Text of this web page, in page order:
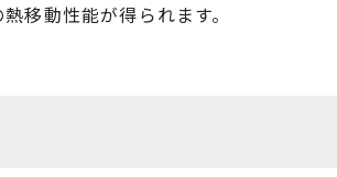
移動性能が得られます。